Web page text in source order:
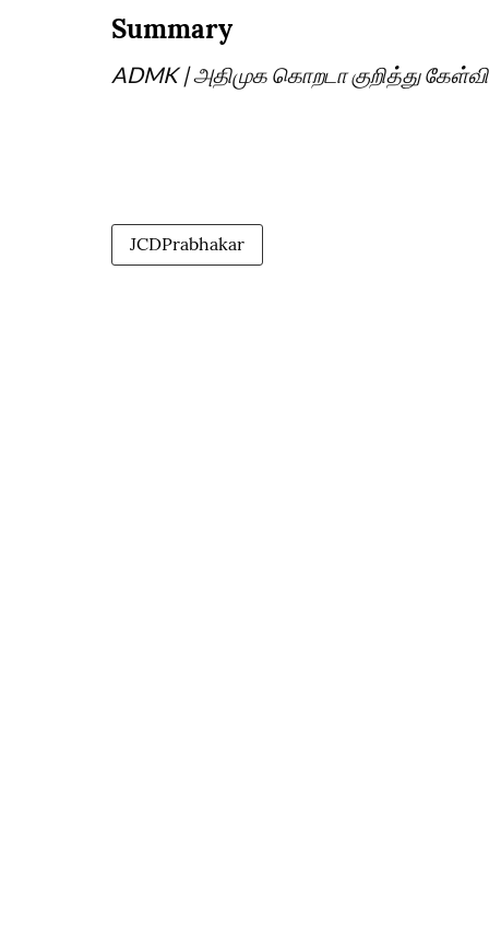
Summary
ADMK | அதிமுக கொறடா குறித்து கேள்வி..
JCDPrabhakar